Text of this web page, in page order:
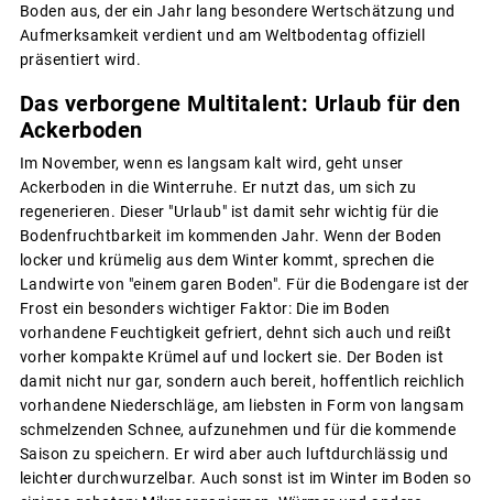
Boden aus, der ein Jahr lang besondere Wertschätzung und
Aufmerksamkeit verdient und am Weltbodentag offiziell
präsentiert wird.
Das verborgene Multitalent: Urlaub für den
Ackerboden
Im November, wenn es langsam kalt wird, geht unser
Ackerboden in die Winterruhe. Er nutzt das, um sich zu
regenerieren. Dieser "Urlaub" ist damit sehr wichtig für die
Bodenfruchtbarkeit im kommenden Jahr. Wenn der Boden
locker und krümelig aus dem Winter kommt, sprechen die
Landwirte von "einem garen Boden". Für die Bodengare ist der
Frost ein besonders wichtiger Faktor: Die im Boden
vorhandene Feuchtigkeit gefriert, dehnt sich auch und reißt
vorher kompakte Krümel auf und lockert sie. Der Boden ist
damit nicht nur gar, sondern auch bereit, hoffentlich reichlich
vorhandene Niederschläge, am liebsten in Form von langsam
schmelzenden Schnee, aufzunehmen und für die kommende
Saison zu speichern. Er wird aber auch luftdurchlässig und
leichter durchwurzelbar. Auch sonst ist im Winter im Boden so